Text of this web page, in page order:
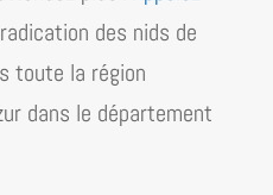
des nids de
toute la région
dans le département